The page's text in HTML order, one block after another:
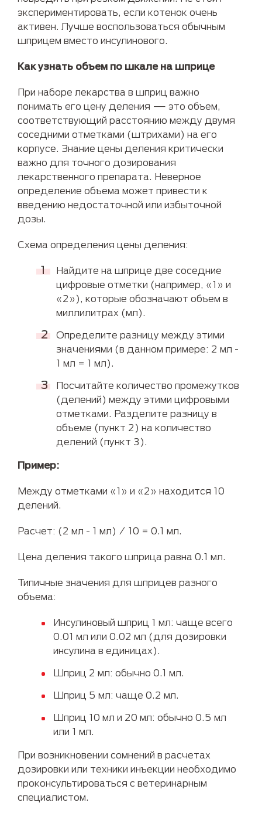
экспериментировать, если котенок очень
активен. Лучше воспользоваться обычным
шприцем вместо инсулинового.
Как узнать объем по шкале на шприце
При наборе лекарства в шприц важно
понимать его цену деления — это объем,
соответствующий расстоянию между двумя
соседними отметками (штрихами) на его
корпусе. Знание цены деления критически
важно для точного дозирования
лекарственного препарата. Неверное
определение объема может привести к
введению недостаточной или избыточной
дозы.
Схема определения цены деления:
Найдите на шприце две соседние
цифровые отметки (например, «1» и
«2»), которые обозначают объем в
миллилитрах (мл).
Определите разницу между этими
значениями (в данном примере: 2 мл -
1 мл = 1 мл).
Посчитайте количество промежутков
(делений) между этими цифровыми
отметками. Разделите разницу в
объеме (пункт 2) на количество
делений (пункт 3).
Пример:
Между отметками «1» и «2» находится 10
делений.
Расчет: (2 мл - 1 мл) / 10 = 0.1 мл.
Цена деления такого шприца равна 0.1 мл.
Типичные значения для шприцев разного
объема:
Инсулиновый шприц 1 мл: чаще всего
0.01 мл или 0.02 мл (для дозировки
инсулина в единицах).
Шприц 2 мл: обычно 0.1 мл.
Шприц 5 мл: чаще 0.2 мл.
Шприц 10 мл и 20 мл: обычно 0.5 мл
или 1 мл.
При возникновении сомнений в расчетах
дозировки или техники инъекции необходимо
проконсультироваться с ветеринарным
специалистом.